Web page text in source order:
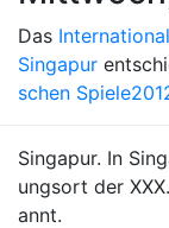
Das
Singapur
schen Spiele
Singapur. In
ungsort der
annt.